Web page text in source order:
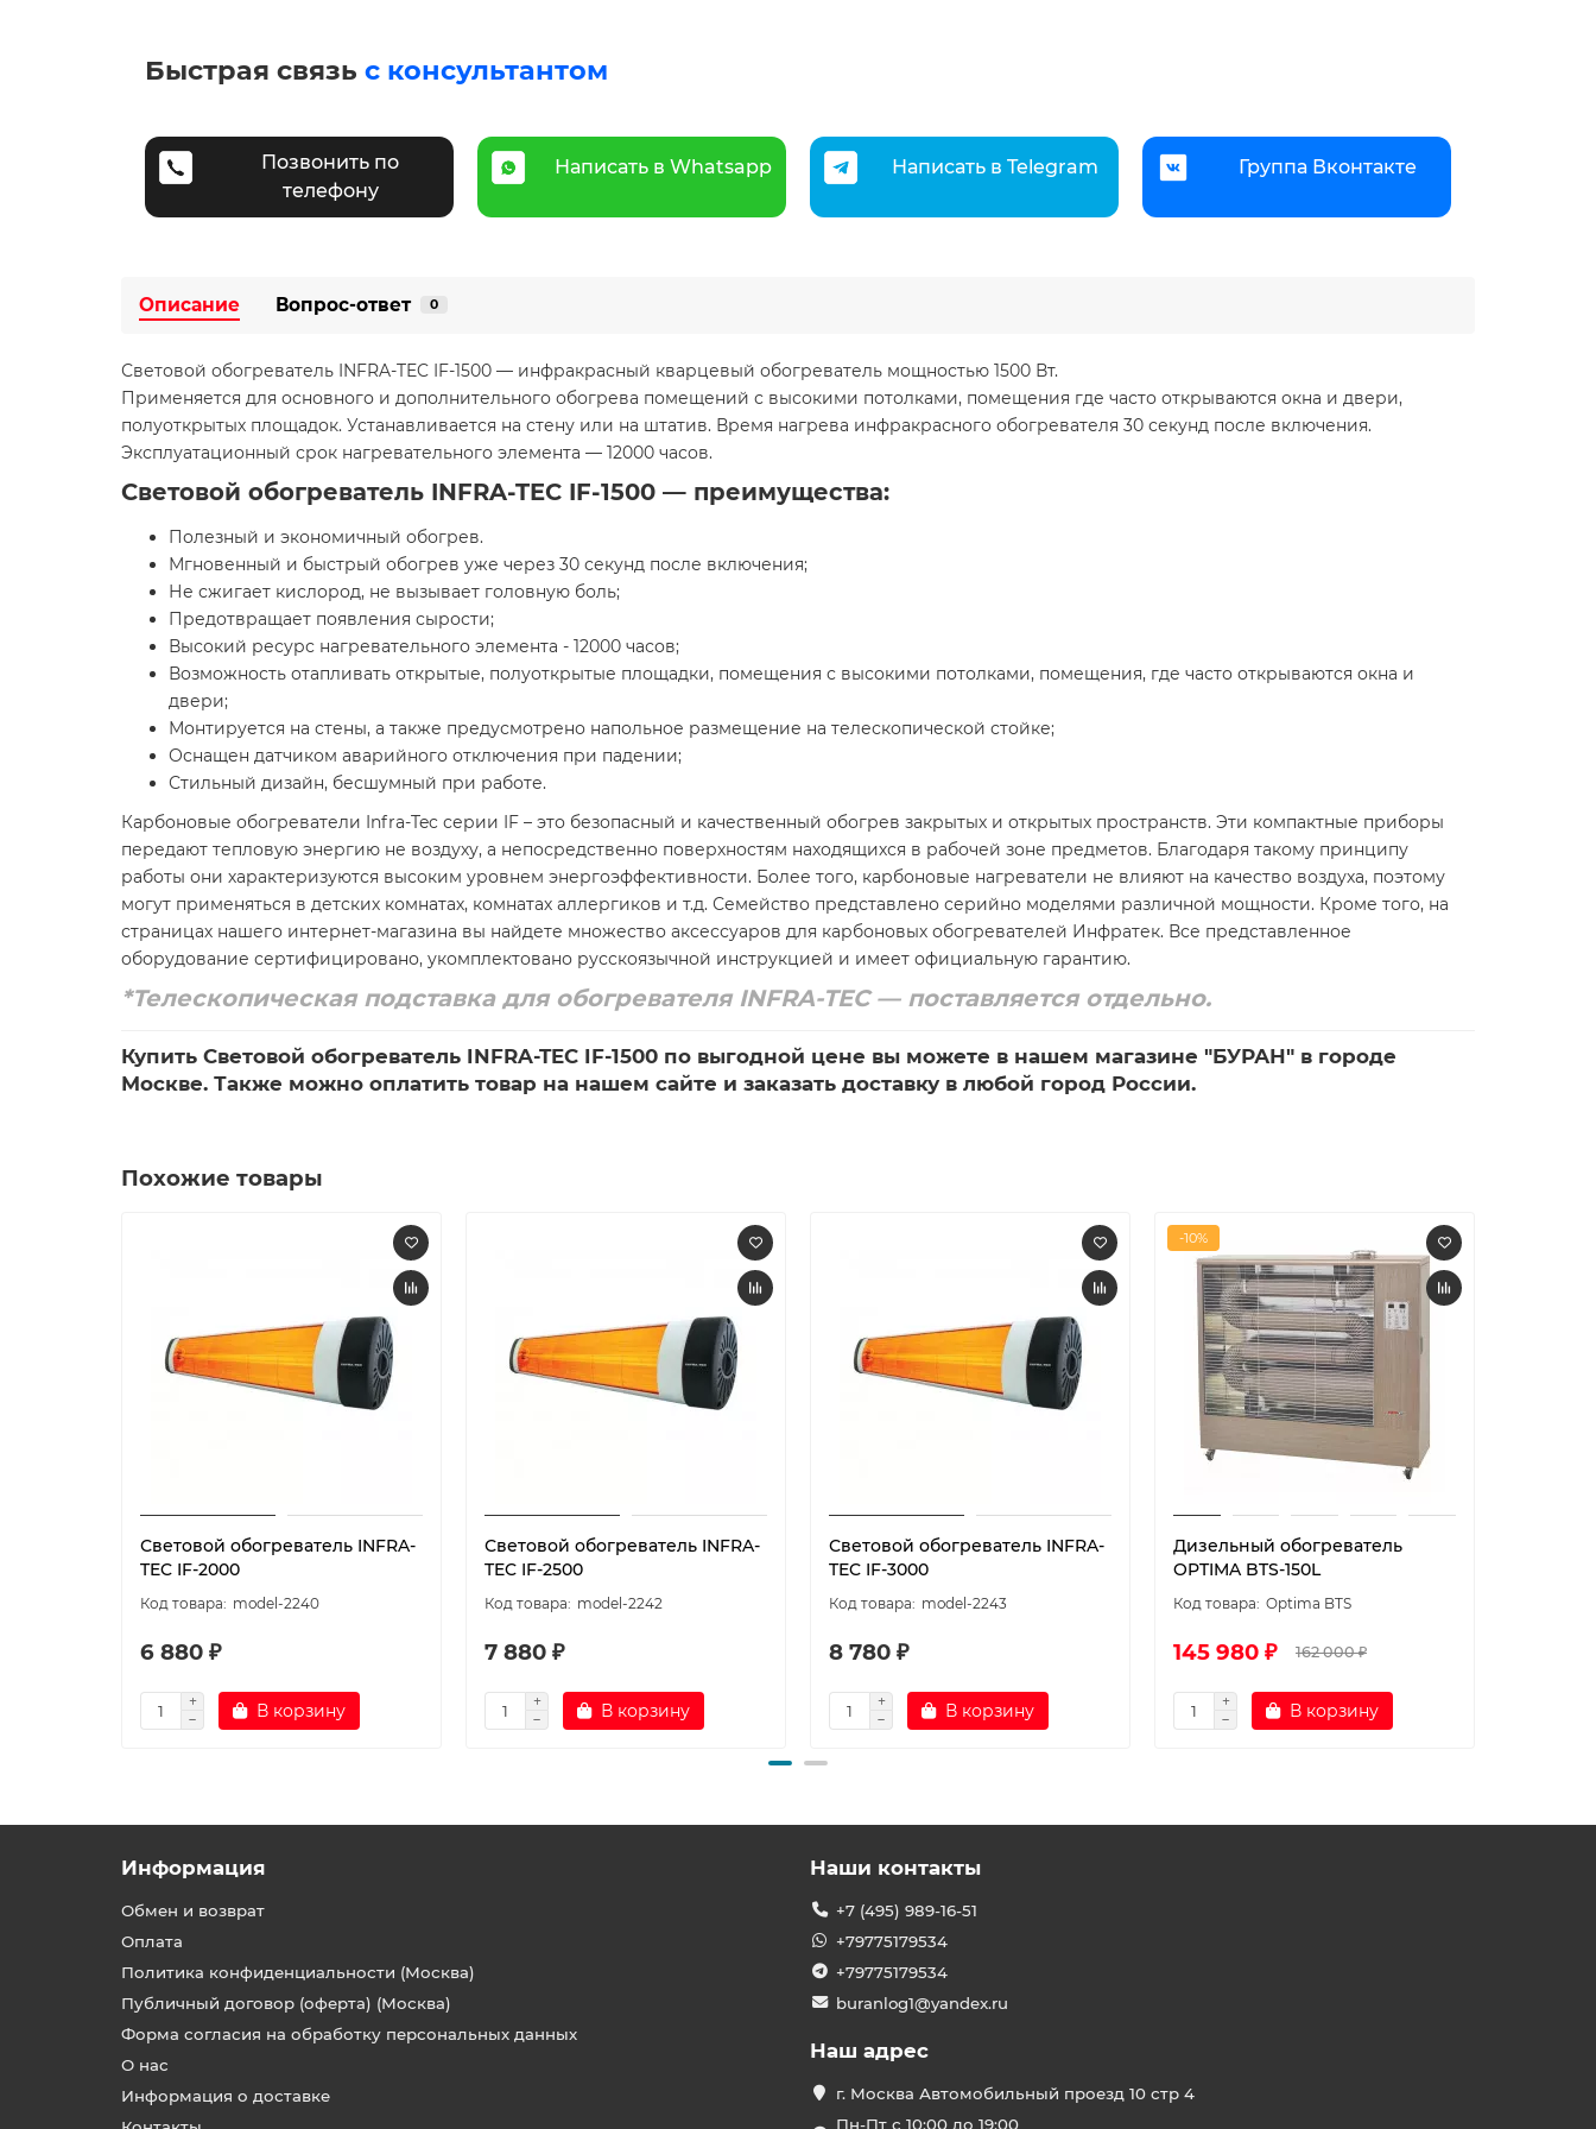
Быстрая связь с консультантом
Позвонить по
телефону
Написать в Whatsapp Написать в Telegram Группа Вконтакте
Описание Вопрос-ответ 0
Световой обогреватель INFRA-TEC IF-1500 — инфракрасный кварцевый обогреватель мощностью 1500 Вт.
Применяется для основного и дополнительного обогрева помещений с высокими потолками, помещения где часто открываются окна и двери,
полуоткрытых площадок. Устанавливается на стену или на штатив. Время нагрева инфракрасного обогревателя 30 секунд после включения.
Эксплуатационный срок нагревательного элемента — 12000 часов.
Световой обогреватель INFRA-TEC IF-1500 — преимущества:
Полезный и экономичный обогрев.
Мгновенный и быстрый обогрев уже через 30 секунд после включения;
Не сжигает кислород, не вызывает головную боль;
Предотвращает появления сырости;
Высокий ресурс нагревательного элемента - 12000 часов;
Возможность отапливать открытые, полуоткрытые площадки, помещения с высокими потолками, помещения, где часто открываются окна и
двери;
Монтируется на стены, а также предусмотрено напольное размещение на телескопической стойке;
Оснащен датчиком аварийного отключения при падении;
Стильный дизайн, бесшумный при работе.
Карбоновые обогреватели Infra-Tec серии IF – это безопасный и качественный обогрев закрытых и открытых пространств. Эти компактные приборы
передают тепловую энергию не воздуху, а непосредственно поверхностям находящихся в рабочей зоне предметов. Благодаря такому принципу
работы они характеризуются высоким уровнем энергоэффективности. Более того, карбоновые нагреватели не влияют на качество воздуха, поэтому
могут применяться в детских комнатах, комнатах аллергиков и т.д. Семейство представлено серийно моделями различной мощности. Кроме того, на
страницах нашего интернет-магазина вы найдете множество аксессуаров для карбоновых обогревателей Инфратек. Все представленное
оборудование сертифицировано, укомплектовано русскоязычной инструкцией и имеет официальную гарантию.
*Телескопическая подставка для обогревателя INFRA-TEC — поставляется отдельно.
Купить Световой обогреватель INFRA-TEC IF-1500 по выгодной цене вы можете в нашем магазине "БУРАН" в городе
Москве. Также можно оплатить товар на нашем сайте и заказать доставку в любой город России.
Похожие товары
Световой обогреватель INFRA-
TEC IF-2000
model-2240
6 880 ₽
В корзину
Световой обогреватель INFRA-
TEC IF-2500
model-2242
7 880 ₽
В корзину
Световой обогреватель INFRA-
TEC IF-3000
model-2243
8 780 ₽
В корзину
-10%
Дизельный обогреватель
OPTIMA BTS-150L
Optima BTS
145 980 ₽ 162 000 ₽
В корзину
Информация
Обмен и возврат
Оплата
Политика конфиденциальности (Москва)
Публичный договор (оферта) (Москва)
Форма согласия на обработку персональных данных
О нас
Информация о доставке
Наши контакты
+7 (495) 989-16-51
+79775179534
+79775179534
buranlog1@yandex.ru
Наш адрес
г. Москва Автомобильный проезд 10 стр 4
Пн-Пт с 10:00 до 19:00